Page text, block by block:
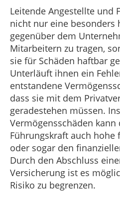
Leitende Angestellte und
nicht nur eine besonders
gegenüber dem
Mitarbeitern zu tragen,
sie für Schäden haftbar
Unterläuft ihnen ein
entstandene
dass sie mit dem
geradestehen müssen.
Vermögensschäden kann
Führungskraft auch hohe
oder sogar den
Durch den Abschluss
Versicherung ist es
Risiko zu begrenzen.